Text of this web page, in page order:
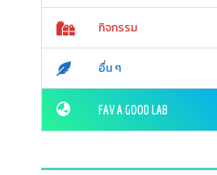
กิจกรรม
อื่น ๆ
FAV A GOOD LAB